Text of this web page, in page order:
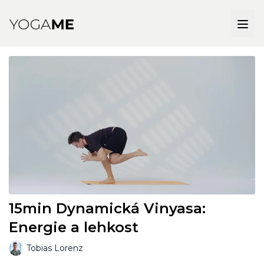
15min Dynamická Vinyasa:
Energie a lehkost
Tobias Lorenz